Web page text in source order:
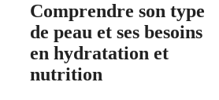
Comprendre son type
de peau et ses besoins
en hydratation et
nutrition